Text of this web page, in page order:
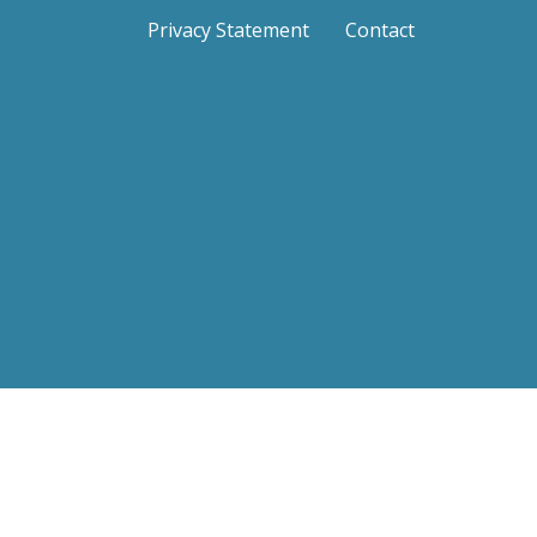
Privacy Statement Contact